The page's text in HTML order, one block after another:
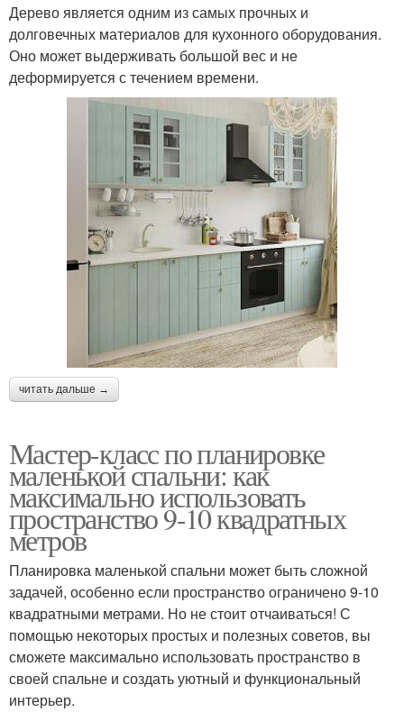
Дерево является одним из самых прочных и
долговечных материалов для кухонного оборудования.
Оно может выдерживать большой вес и не
деформируется с течением времени.
читать дальше →
Мастер-класс по планировке
маленькой спальни: как
максимально использовать
пространство 9-10 квадратных
метров
Планировка маленькой спальни может быть сложной
задачей, особенно если пространство ограничено 9-10
квадратными метрами. Но не стоит отчаиваться! С
помощью некоторых простых и полезных советов, вы
сможете максимально использовать пространство в
своей спальне и создать уютный и функциональный
интерьер.